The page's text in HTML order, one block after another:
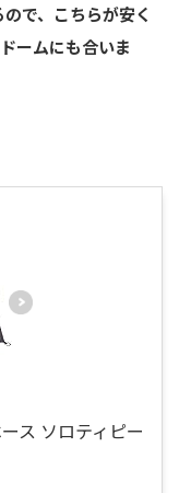
で、こちらが安く
ームにも合いま
ス ソロティピー